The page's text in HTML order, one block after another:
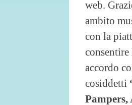
web.
ambito
con la
accordo
cosiddetti
Pampers,